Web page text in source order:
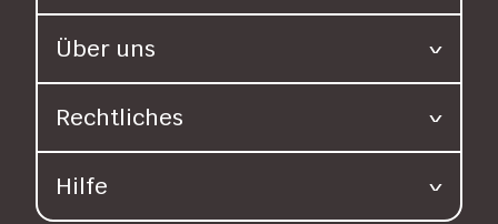
Über uns
Rechtliches
Hilfe